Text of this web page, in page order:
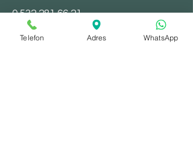
​0532 281 66 21
Telefon Adres WhatsApp